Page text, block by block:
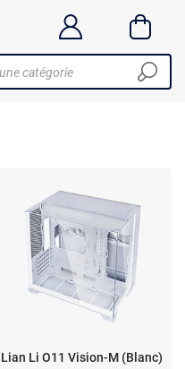
Lian Li O11 Vision-M (Blanc)